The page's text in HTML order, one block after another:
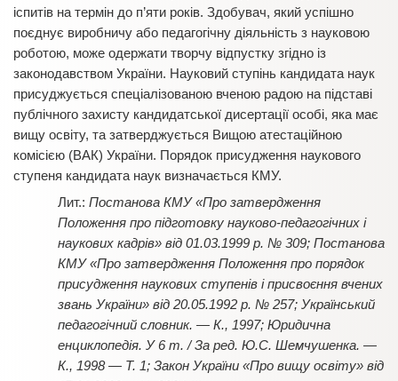
іспитів на термін до п’яти років. Здобувач, який успішно
поєднує виробничу або педагогічну діяльність з науковою
роботою, може одержати творчу відпустку згідно із
законодавством України. Науковий ступінь кандидата наук
присуджується спеціалізованою вченою радою на підставі
публічного захисту кандидатської дисертації особі, яка має
вищу освіту, та затверджується Вищою атестаційною
комісією (ВАК) України. Порядок присудження наукового
ступеня кандидата наук визначається КМУ.
Постанова КМУ «Про затвердження
Положення про підготовку науково-педагогічних і
наукових кадрів» від 01.03.1999 р. № 309; Постанова
КМУ «Про затвердження Положення про порядок
присудження наукових ступенів і присвоєння вчених
звань України» від 20.05.1992 р. № 257; Український
педагогічний словник. — К., 1997; Юридична
енциклопедія. У 6 т. / За ред. Ю.С. Шемчушенка. —
К., 1998 — Т. 1; Закон України «Про вищу освіту» від